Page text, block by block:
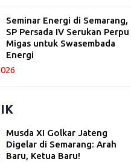
Seminar Energi di Semarang,
SP Persada IV Serukan Perpu
Migas untuk Swasembada
Energi
Musda XI Golkar Jateng
Digelar di Semarang: Arah
Baru, Ketua Baru!